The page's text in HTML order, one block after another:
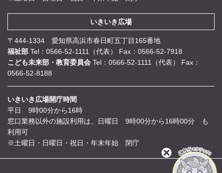
いきいき広場
〒444-1334 愛知県高浜市春日町五丁目165番地
福祉部 Tel：0566-52-1111（代表）
Fax：0566-52-7918
こども未来部・教育委員会 Tel：0566-52-1111（代表）
Fax：
0566-52-8188
いきいき広場開庁時間
平日 9時00分から16時
窓口業務以外の施設利用は、日曜日 9時00分から16時00分 も
利用可
※土曜日・日曜日・祝日・年末年始 閉庁
閉